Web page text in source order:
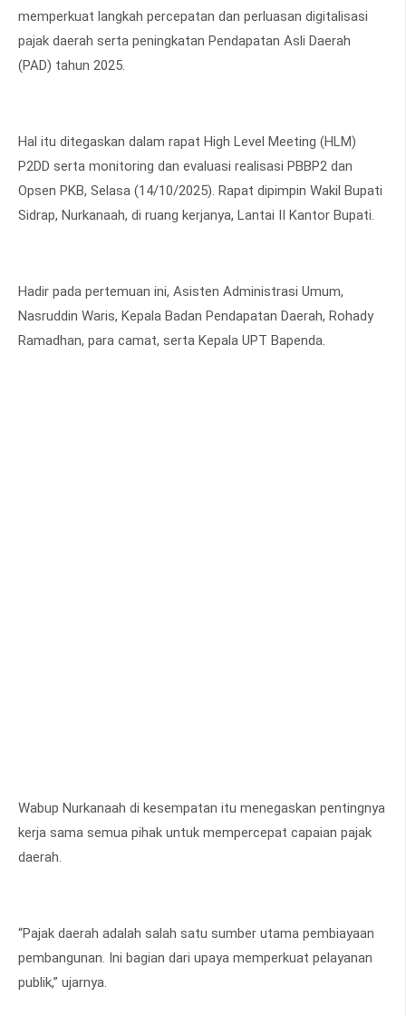
memperkuat langkah percepatan dan perluasan digitalisasi
pajak daerah serta peningkatan Pendapatan Asli Daerah
(PAD) tahun 2025.
Hal itu ditegaskan dalam rapat High Level Meeting (HLM)
P2DD serta monitoring dan evaluasi realisasi PBBP2 dan
Opsen PKB, Selasa (14/10/2025). Rapat dipimpin Wakil Bupati
Sidrap, Nurkanaah, di ruang kerjanya, Lantai II Kantor Bupati.
Hadir pada pertemuan ini, Asisten Administrasi Umum,
Nasruddin Waris, Kepala Badan Pendapatan Daerah, Rohady
Ramadhan, para camat, serta Kepala UPT Bapenda.
Wabup Nurkanaah di kesempatan itu menegaskan pentingnya
kerja sama semua pihak untuk mempercepat capaian pajak
daerah.
“Pajak daerah adalah salah satu sumber utama pembiayaan
pembangunan. Ini bagian dari upaya memperkuat pelayanan
publik,” ujarnya.